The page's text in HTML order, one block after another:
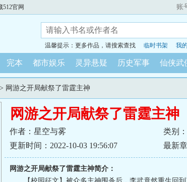
512官网 账
温馨提示：更多作品，请搜索查找 临时书架 我
完本 都市娱乐 灵异悬疑 历史军事 仙侠武
网游之开局献祭了雷霆主神
网游之开局献祭了雷霆主神
作者：星空与雾 类别
更新时间：2022-10-03 19:56:07
最新章
网游之开局献祭了雷霆主神简介：